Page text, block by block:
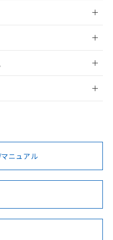
員登録
だく前に、以下を必ずお読
ニュアル
割愛しておりま